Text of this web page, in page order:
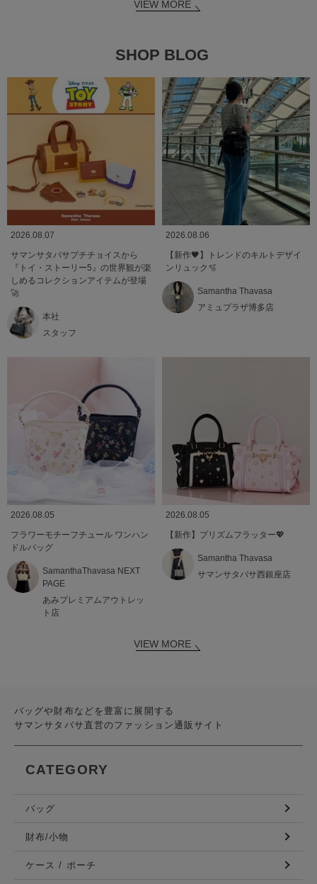
VIEW MORE
SHOP BLOG
2026.08.07
サマンサタバサプチチョイスから
『トイ・ストーリー5』の世界観が楽
しめるコレクションアイテムが登場
🚀
本社
スタッフ
2026.08.06
【新作🖤】トレンドのキルトデザイ
ンリュック🫧
Samantha Thavasa
アミュプラザ博多店
2026.08.05
フラワーモチーフチュール ワンハン
ドルバッグ
SamanthaThavasa NEXT
PAGE
あみプレミアムアウトレッ
ト店
2026.08.05
【新作】プリズムフラッター💖
Samantha Thavasa
サマンサタバサ西銀座店
VIEW MORE
バッグや財布などを豊富に展開する
サマンサタバサ直営のファッション通販サイト
CATEGORY
バッグ
財布/小物
ケース / ポーチ